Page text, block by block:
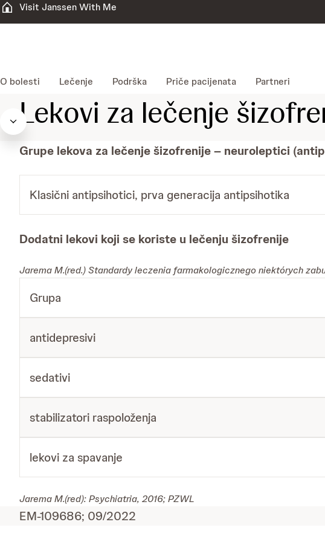
Visit Janssen With Me
O bolesti Lečenje Podrška Priče pacijenata Partneri
Lekovi za lečenje
Grupe lekova za lečenje šizofrenije – neuroleptici
Klasični antipsihotici, prva generacija antipsihotika
Dodatni lekovi koji se koriste u lečenju šizofrenije
Jarema M.(red.) Standardy leczenia farmakologicznego niektórych
Grupa
antidepresivi
sedativi
stabilizatori raspoloženja
lekovi za spavanje
Jarema M.(red): Psychiatria, 2016; PZWL
EM-109686; 09/2022